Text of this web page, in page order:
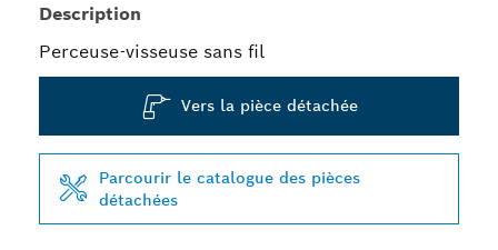
Description
Perceuse-visseuse sans fil
Vers la pièce détachée
Parcourir le catalogue des pièces
détachées